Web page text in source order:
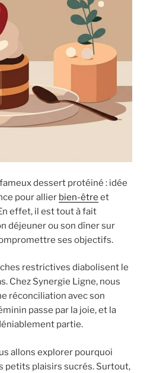
dessert protéiné : idée
pour allier bien-être et
effet, il est tout à fait
déjeuner ou son dîner sur
ses objectifs.
restrictives diabolisent le
Chez Synergie Ligne, nous
réconciliation avec son
passe par la joie, et la
partie.
allons explorer pourquoi
petits plaisirs sucrés. Surtout,